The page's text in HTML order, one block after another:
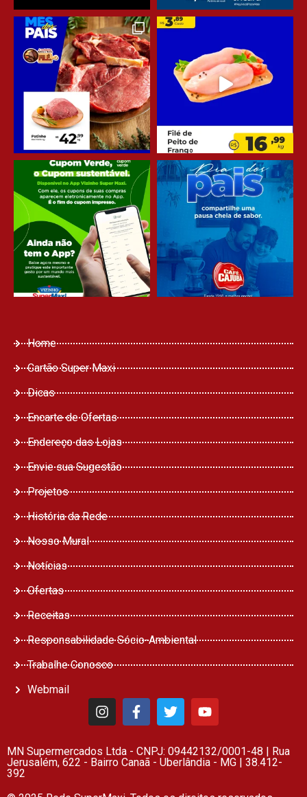
Home
Cartão Super Maxi
Dicas
Encarte de Ofertas
Endereço das Lojas
Envie sua Sugestão
Projetos
História da Rede
Nosso Mural
Notícias
Ofertas
Receitas
Responsabilidade Sócio-Ambiental
Trabalhe Conosco
Webmail
MN Supermercados Ltda - CNPJ: 09442132/0001-48 | Rua
Jerusalém, 622 - Bairro Canaã - Uberlândia - MG | 38.412-
392